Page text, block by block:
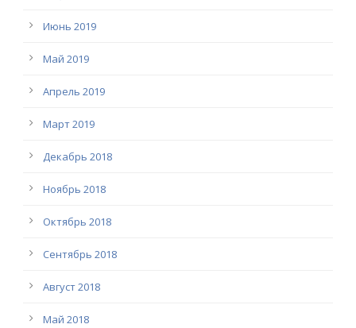
Июнь 2019
Май 2019
Апрель 2019
Март 2019
Декабрь 2018
Ноябрь 2018
Октябрь 2018
Сентябрь 2018
Август 2018
Май 2018